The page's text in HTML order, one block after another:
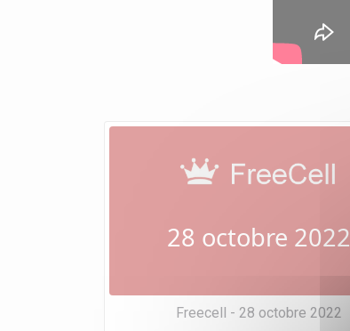
28 octobre 2022
Freecell - 28 octobre 2022